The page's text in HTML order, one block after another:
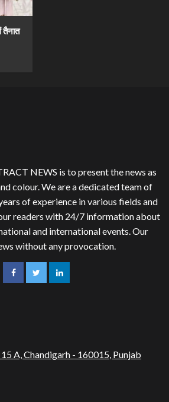
तैनात
NEWS is to present the news as
colour. We are a dedicated team of
of experience in various fields and
readers with 24/7 information about
and international events. Our
without any provocation.
A, Chandigarh - 160015, Punjab